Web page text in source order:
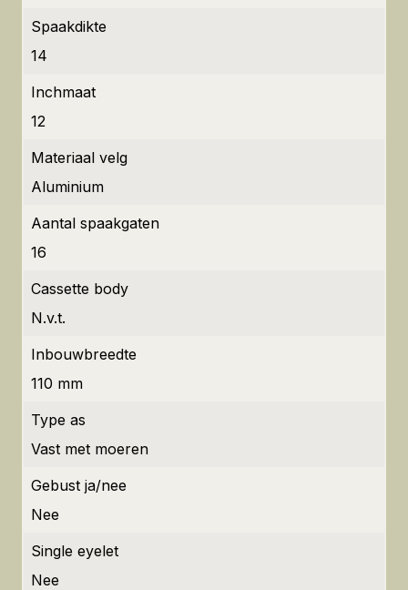
Spaakdikte
14
Inchmaat
12
Materiaal velg
Aluminium
Aantal spaakgaten
16
Cassette body
N.v.t.
Inbouwbreedte
110 mm
Type as
Vast met moeren
Gebust ja/nee
Nee
Single eyelet
Nee